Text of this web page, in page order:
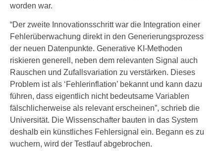
worden war.
“Der zweite Innovationsschritt war die Integration einer
Fehlerüberwachung direkt in den Generierungsprozess
der neuen Datenpunkte. Generative KI-Methoden
riskieren generell, neben dem relevanten Signal auch
Rauschen und Zufallsvariation zu verstärken. Dieses
Problem ist als ‘Fehlerinflation’ bekannt und kann dazu
führen, dass eigentlich nicht bedeutsame Variablen
fälschlicherweise als relevant erscheinen”, schrieb die
Universität. Die Wissenschafter bauten in das System
deshalb ein künstliches Fehlersignal ein. Begann es zu
wuchern, wird der Testlauf abgebrochen.